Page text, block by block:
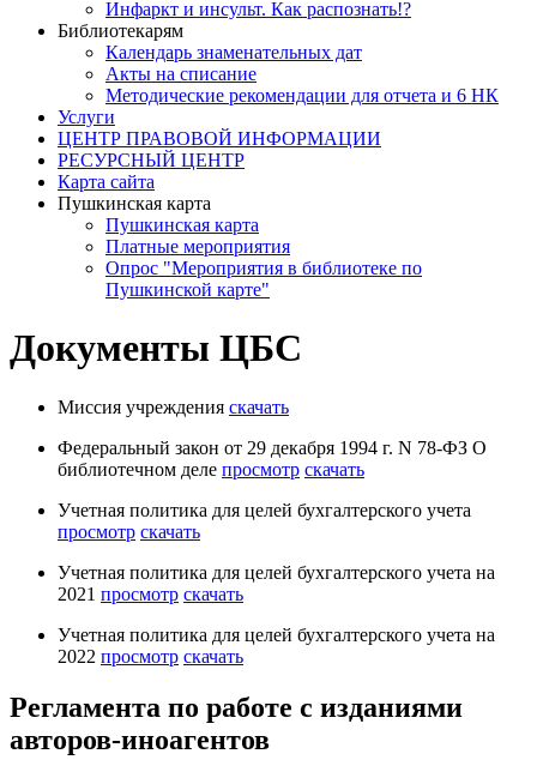
Инфаркт и инсульт. Как распознать!?
Библиотекарям
Календарь знаменательных дат
Акты на списание
Методические рекомендации для отчета и 6 НК
Услуги
ЦЕНТР ПРАВОВОЙ ИНФОРМАЦИИ
РЕСУРСНЫЙ ЦЕНТР
Карта сайта
Пушкинская карта
Пушкинская карта
Платные мероприятия
Опрос "Мероприятия в библиотеке по
Пушкинской карте"
Документы ЦБС
Миссия учреждения скачать
Федеральный закон от 29 декабря 1994 г. N 78-ФЗ О
библиотечном деле просмотр скачать
Учетная политика для целей бухгалтерского учета
просмотр скачать
Учетная политика для целей бухгалтерского учета на
2021 просмотр скачать
Учетная политика для целей бухгалтерского учета на
2022 просмотр скачать
Регламента по работе с изданиями
авторов-иноагентов